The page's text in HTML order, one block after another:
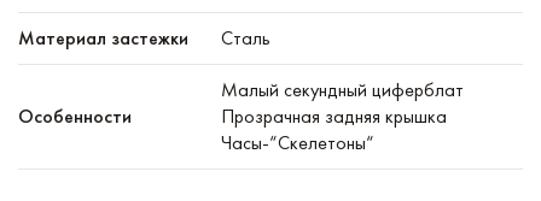
Материал застежки Сталь
Особенности
Малый секундный циферблат
Прозрачная задняя крышка
Часы-“Скелетоны“